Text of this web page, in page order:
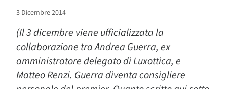
3 Dicembre 2014
(Il 3 dicembre viene ufficializzata la
collaborazione tra Andrea Guerra, ex
amministratore delegato di Luxottica, e
Matteo Renzi. Guerra diventa consigliere